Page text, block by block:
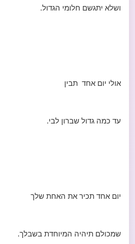
ושלא יתגשם חלומי הגדול.
אולי יום אחד תבין
עד כמה גדול שברון לבי.
יום אחד תכיר את האחת שלך
שמכולם תיהיה המיוחדת בשבלך.